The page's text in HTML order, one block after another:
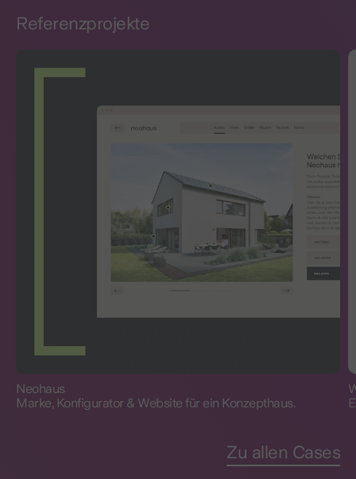
Referenzprojekte
Neohaus
Marke, Konfigurator & Website für ein Konzepthaus.
Zu allen Cases